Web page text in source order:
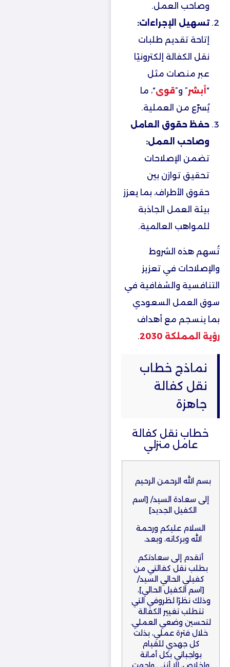
وصاحب العمل.
تسهيل الإجراءات:
إتاحة تقديم طلبات
نقل الكفالة إلكترونيًا
عبر منصات مثل
“أبشر” و”قوى“، ما
يُسرّع من العملية.
حفظ حقوق العامل
وصاحب العمل:
تضمن الإصلاحات
تحقيق توازن بين
حقوق الأطراف، بما يعزز
بيئة العمل الجاذبة
للمواهب العالمية.
تُسهم هذه الشروط
والإصلاحات في تعزيز
التنافسية والشفافية في
سوق العمل السعودي
بما ينسجم مع أهداف
رؤية المملكة 2030
.
نماذج خطاب
نقل كفالة
جاهزة
خطاب نقل كفالة
عامل منزلي​
بسم الله الرحمن الرحيم
إلى سعادة السيد/ [اسم
الكفيل الجديد]
السلام عليكم ورحمة
الله وبركاته، وبعد،
أتقدم إلى سعادتكم
بطلب نقل كفالتي من
كفيلي الحالي السيد/
[اسم الكفيل الحالي]،
وذلك نظرًا لظروفي التي
تتطلب تغيير الكفالة
لتحسين وضعي العملي.
خلال فترة عملي، بذلت
كل جهدي للقيام
بواجباتي بكل أمانة